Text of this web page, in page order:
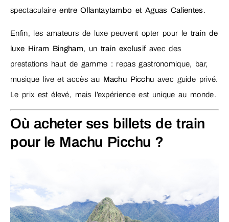
spectaculaireentre Ollantaytambo et Aguas Calientes.
Enfin, les amateurs de luxe peuvent opter pour le train de
luxe Hiram Bingham, un train exclusifavec des
prestations haut de gamme : repas gastronomique, bar,
musique live et accès au Machu Picchu avec guide privé.
Le prix est élevé, mais l’expérience est unique au monde.
Où acheter ses billets de train
pour le Machu Picchu ?